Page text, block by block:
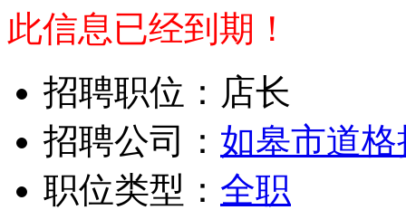
此信息已经到期！
招聘职位：店长
招聘公司： 如皋市道
职位类型： 全职